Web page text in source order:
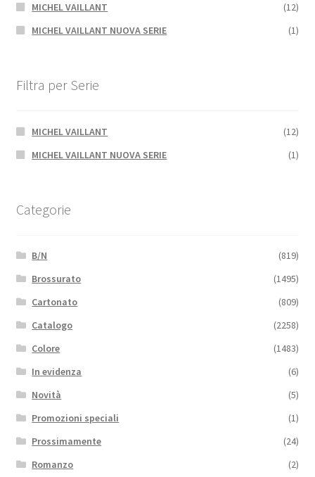
MICHEL VAILLANT
(12)
MICHEL VAILLANT NUOVA SERIE
(1)
Filtra per Serie
MICHEL VAILLANT
(12)
MICHEL VAILLANT NUOVA SERIE
(1)
Categorie
B/N
(819)
Brossurato
(1495)
Cartonato
(809)
Catalogo
(2258)
Colore
(1483)
In evidenza
(6)
Novità
(5)
Promozioni speciali
(1)
Prossimamente
(24)
Romanzo
(2)